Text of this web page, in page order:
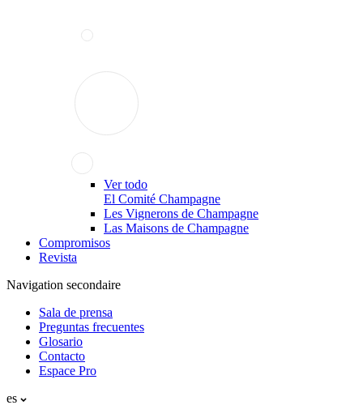
Ver todo
El Comité Champagne
Les Vignerons de Champagne
Las Maisons de Champagne
Compromisos
Revista
Navigation secondaire
Sala de prensa
Preguntas frecuentes
Glosario
Contacto
Espace Pro
es